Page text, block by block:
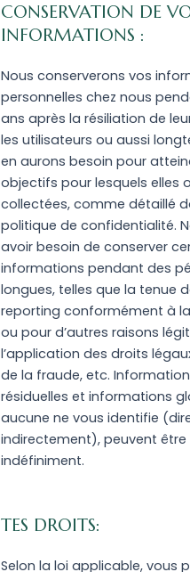
CONSERVATION DE
INFORMATIONS :
Nous conserverons vos
personnelles chez nous
ans après la résiliation de
les utilisateurs ou aussi
en aurons besoin pour
objectifs pour lesquels elles
collectées, comme détaillé
politique de confidentialité.
avoir besoin de conserver
informations pendant des
longues, telles que la tenue
reporting conformément à
ou pour d’autres raisons
l’application des droits
de la fraude, etc.
résiduelles et informations
aucune ne vous identifie
indirectement), peuvent être
indéfiniment.
TES DROITS:
Selon la loi applicable, vous